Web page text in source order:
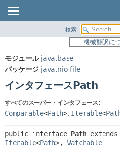
パッケージ
使用
ツリー
新規
検索
機械翻訳に
モジュール java.base
パッケージ java.nio.file
インタフェースPath
すべてのスーパー・インタフェース:
Comparable<Path>, Iterable<
public interface Path extends
Iterable<Path>, Watchable